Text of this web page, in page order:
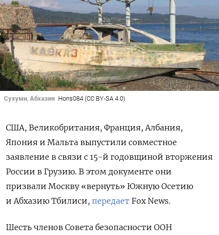
Сухуми, Абхазия Hons084 (CC BY-SA 4.0)
США, Великобритания, Франция, Албания,
Япония и Мальта выпустили совместное
заявление в связи с 15-й годовщиной вторжения
России в Грузию. В этом документе они
призвали Москву «вернуть» Южную Осетию
и Абхазию Тбилиси, передает Fox News.
Шесть членов Совета безопасности ООН